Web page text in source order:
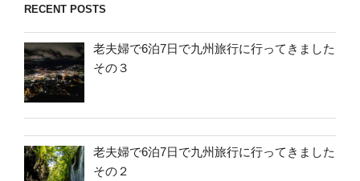
RECENT POSTS
老夫婦で6泊7日で九州旅行に行ってきました
その３
老夫婦で6泊7日で九州旅行に行ってきました
その２